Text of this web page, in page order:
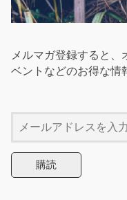
メルマガ登録すると、
ベントなどのお得な情